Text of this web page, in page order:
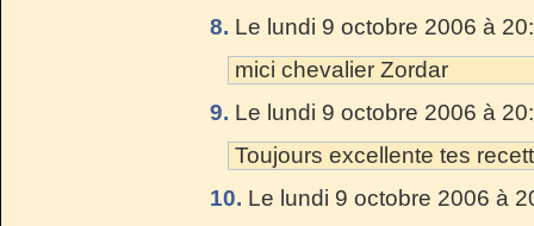
8. Le lundi 9 octobre 2006 à
mici chevalier Zordar
9. Le lundi 9 octobre 2006 à
Toujours excellente tes
10. Le lundi 9 octobre 2006 à